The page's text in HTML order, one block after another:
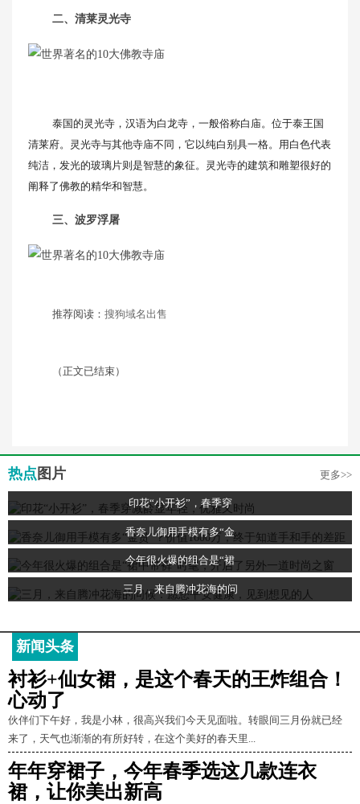
二、清莱灵光寺
泰国的灵光寺，汉语为白龙寺，一般俗称白庙。位于泰王国
清莱府。灵光寺与其他寺庙不同，它以纯白别具一格。用白色代表
纯洁，发光的玻璃片则是智慧的象征。灵光寺的建筑和雕塑很好的
阐释了佛教的精华和智慧。
三、波罗浮屠
推荐阅读： 搜狗域名出售
（正文已结束）
热点 图片 更多>>
印花“小开衫”，春季穿
香奈儿御用手模有多“金
今年很火爆的组合是“裙
三月，来自腾冲花海的问
新闻头条
衬衫+仙女裙，是这个春天的王炸组合！
心动了
伙伴们下午好，我是小林，很高兴我们今天见面啦。转眼间三月份就已经
来了，天气也渐渐的有所好转，在这个美好的春天里...
年年穿裙子，今年春季选这几款连衣
裙，让你美出新高